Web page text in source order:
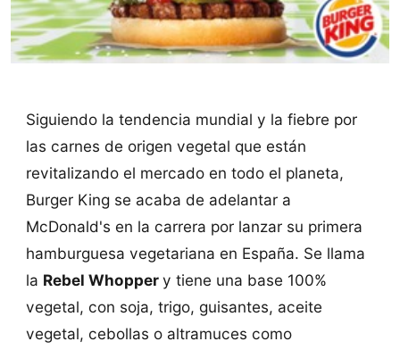
Siguiendo la tendencia mundial y la fiebre por
las carnes de origen vegetal que están
revitalizando el mercado en todo el planeta,
Burger King se acaba de adelantar a
McDonald's en la carrera por lanzar su primera
hamburguesa vegetariana en España. Se llama
la Rebel Whoppery tiene una base 100%
vegetal, con soja, trigo, guisantes, aceite
vegetal, cebollas o altramuces como